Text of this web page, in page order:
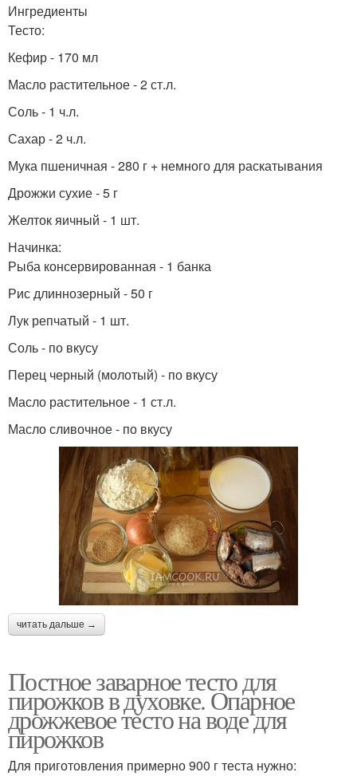
Ингредиенты
Тесто:
Кефир - 170 мл
Масло растительное - 2 ст.л.
Соль - 1 ч.л.
Сахар - 2 ч.л.
Мука пшеничная - 280 г + немного для раскатывания
Дрожжи сухие - 5 г
Желток яичный - 1 шт.
Начинка:
Рыба консервированная - 1 банка
Рис длиннозерный - 50 г
Лук репчатый - 1 шт.
Соль - по вкусу
Перец черный (молотый) - по вкусу
Масло растительное - 1 ст.л.
Масло сливочное - по вкусу
читать дальше →
Постное заварное тесто для
пирожков в духовке. Опарное
дрожжевое тесто на воде для
пирожков
Для приготовления примерно 900 г теста нужно: